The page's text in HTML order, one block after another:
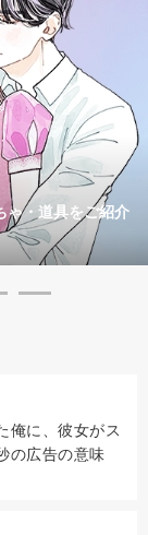
ゃ・道具をご紹介
俺に、彼女がス
の広告の意味